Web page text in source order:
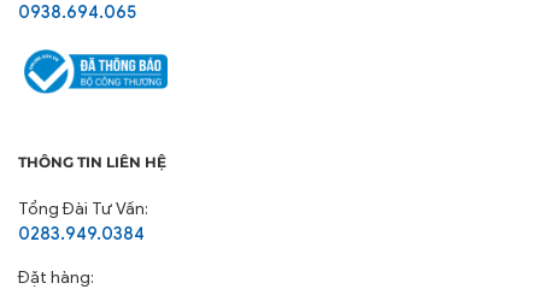
0938.694.065
THÔNG TIN LIÊN HỆ
Tổng Đài Tư Vấn:
0283.949.0384
Đặt hàng: